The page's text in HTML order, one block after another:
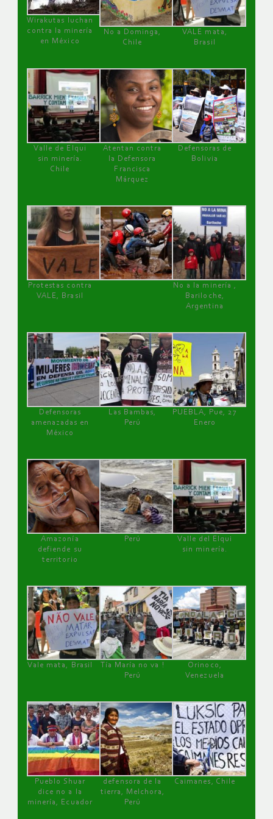
Wirakutas luchan
contra la minería
en México
No a Dominga,
Chile
VALE mata,
Brasil
Valle de Elqui
sin minería.
Chile
Atentan contra
la Defensora
Francisca
Márquez
Defensoras de
Bolivia
Protestas contra
VALE, Brasil
No a la minería ,
Bariloche,
Argentina
Defensoras
amenazadas en
México
Las Bambas,
Perú
PUEBLA, Pue, 27
Enero
Amazonía
defiende su
territorio
Perú
Valle del Elqui
sin minería.
Vale mata, Brasil
Tía María no va !
Perú
Orinoco,
Venezuela
Pueblo Shuar
dice no a la
minería, Ecuador
defensora de la
tierra, Melchora,
Perú
Caimanes, Chile